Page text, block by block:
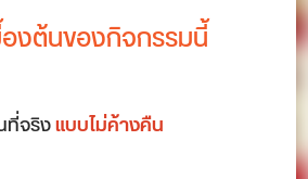
งต้นของกิจกรรมนี้
ที่จริงแบบไม่ค้างคืน